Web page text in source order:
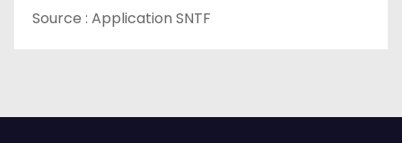
Source : Application SNTF